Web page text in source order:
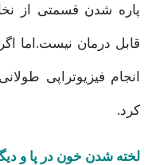
پاره شدن قسمتی از
قابل درمان نیست.اما
انجام فیزیوتراپی
کرد.
لخته شدن خون در پا و